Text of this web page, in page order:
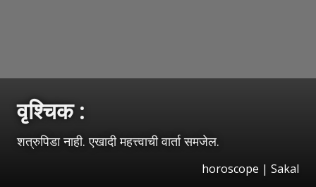
वृश्‍चिक :
शत्रुपिडा नाही. एखादी महत्त्वाची वार्ता समजेल.
horoscope | Sakal